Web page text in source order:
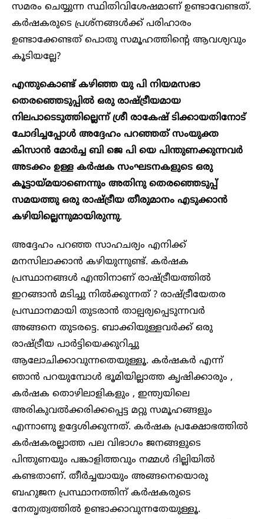
സമരം ചെയ്യുന്ന സ്ഥിതിവിശേഷമാണ് ഉണ്ടാവേണ്ടത്.
കർഷകരുടെ പ്രശ്നങ്ങൾക്ക് പരിഹാരം
ഉണ്ടാക്കേണ്ടത് പൊതു സമൂഹത്തിന്റെ ആവശ്യവും
കൂടിയല്ലേ?
എന്തുകൊണ്ട് കഴിഞ്ഞ യു പി നിയമസഭാ
തെരഞ്ഞെടുപ്പിൽ ഒരു രാഷ്ട്രീയമായ
നിലപാടെടുത്തില്ലെന്ന് ശ്രീ രാകേഷ് ടിക്കായതിനോട്
ചോദിച്ചപ്പോൾ അദ്ദേഹം പറഞ്ഞത് സംയുക്ത
കിസാൻ മോർച്ച ബി ജെ പി യെ പിന്തുണക്കുന്നവർ
അടക്കം ഉള്ള കർഷക സംഘടനകളുടെ ഒരു
കൂട്ടായ്മയാണെന്നും അതിനു തെരഞ്ഞെടുപ്പ്
സമയത്തു ഒരു രാഷ്ട്രീയ തീരുമാനം എടുക്കാൻ
കഴിയില്ലെന്നുമായിരുന്നു.
അദ്ദേഹം പറഞ്ഞ സാഹചര്യം എനിക്ക്
മനസിലാക്കാൻ കഴിയുന്നുണ്ട്. കർഷക
പ്രസ്ഥാനങ്ങൾ എന്തിനാണ് രാഷ്ട്രീയത്തിൽ
ഇറങ്ങാൻ മടിച്ചു നിൽക്കുന്നത് ? രാഷ്ട്രീയേതര
പ്രസ്ഥാനമായി തുടരാൻ താല്പര്യപ്പെടുന്നവർ
അങ്ങനെ തുടരട്ടെ. ബാക്കിയുള്ളവർക്ക് ഒരു
രാഷ്ട്രീയ പാർട്ടിയെക്കുറിച്ചു
ആലോചിക്കാവുന്നതെയുള്ളൂ. കർഷകർ എന്ന്
ഞാൻ പറയുമ്പോൾ ഭൂമിയില്ലാത്ത കൃഷിക്കാരും ,
കർഷക തൊഴിലാളികളും , ഇന്ത്യയിലെ
അരികുവൽക്കരിക്കപ്പെട്ട മറ്റു സമൂഹങ്ങളും
എന്നാണു ഉദ്ദേശിക്കുന്നത്. കർഷക പ്രക്ഷോഭത്തിൽ
കർഷകരല്ലാത്ത പല വിഭാഗം ജനങ്ങളുടെ
പിന്തുണയും പങ്കാളിത്തവും നമ്മൾ ദില്ലിയിൽ
കണ്ടതാണ്. തീർച്ചയായും അങ്ങനെയൊരു
ബഹുജന പ്രസ്ഥാനത്തിന് കർഷകരുടെ
നേതൃത്വത്തിൽ ഉണ്ടാക്കാവുന്നതേയുള്ളൂ.